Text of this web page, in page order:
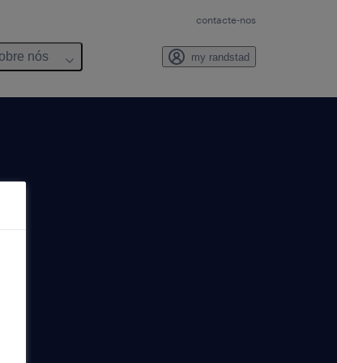
contacte-nos
nós my randstad